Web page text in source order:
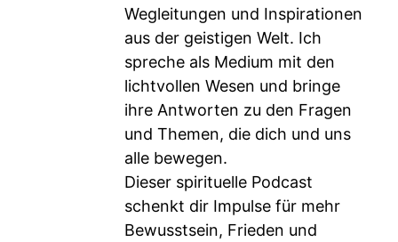
Wegleitungen und Inspirationen
aus der geistigen Welt. Ich
spreche als Medium mit den
lichtvollen Wesen und bringe
ihre Antworten zu den Fragen
und Themen, die dich und uns
alle bewegen.
Dieser spirituelle Podcast
schenkt dir Impulse für mehr
Bewusstsein, Frieden und